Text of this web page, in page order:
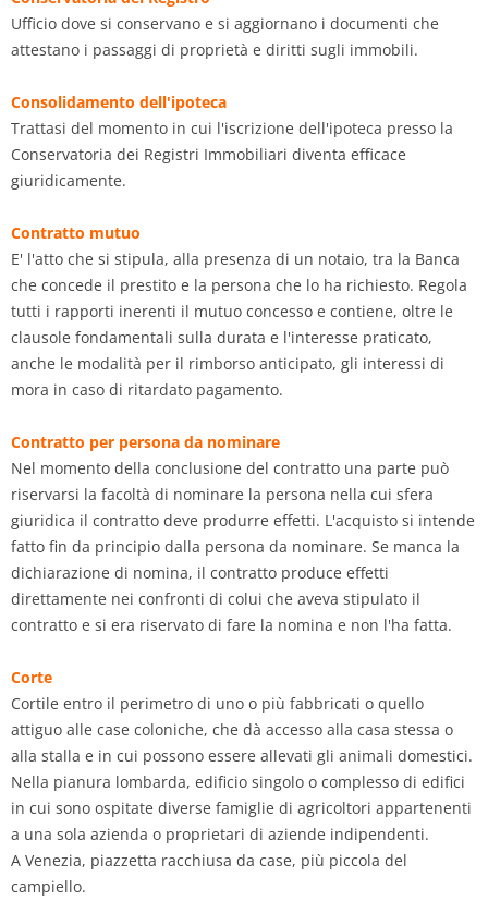
Ufficio dove si conservano e si aggiornano i documenti che
attestano i passaggi di proprietà e diritti sugli immobili.
Consolidamento dell'ipoteca
Trattasi del momento in cui l'iscrizione dell'ipoteca presso la
Conservatoria dei Registri Immobiliari diventa efficace
giuridicamente.
Contratto mutuo
E' l'atto che si stipula, alla presenza di un notaio, tra la Banca
che concede il prestito e la persona che lo ha richiesto. Regola
tutti i rapporti inerenti il mutuo concesso e contiene, oltre le
clausole fondamentali sulla durata e l'interesse praticato,
anche le modalità per il rimborso anticipato, gli interessi di
mora in caso di ritardato pagamento.
Contratto per persona da nominare
Nel momento della conclusione del contratto una parte può
riservarsi la facoltà di nominare la persona nella cui sfera
giuridica il contratto deve produrre effetti. L'acquisto si intende
fatto fin da principio dalla persona da nominare. Se manca la
dichiarazione di nomina, il contratto produce effetti
direttamente nei confronti di colui che aveva stipulato il
contratto e si era riservato di fare la nomina e non l'ha fatta.
Corte
Cortile entro il perimetro di uno o più fabbricati o quello
attiguo alle case coloniche, che dà accesso alla casa stessa o
alla stalla e in cui possono essere allevati gli animali domestici.
Nella pianura lombarda, edificio singolo o complesso di edifici
in cui sono ospitate diverse famiglie di agricoltori appartenenti
a una sola azienda o proprietari di aziende indipendenti.
A Venezia, piazzetta racchiusa da case, più piccola del
campiello.